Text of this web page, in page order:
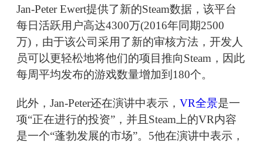
Jan-Peter Ewert提供了新的Steam数据，该平台
每日活跃用户高达4300万(2016年同期2500
万)，由于该公司采用了新的审核方法，开发人
员可以更轻松地将他们的项目推向Steam，因此
每周平均发布的游戏数量增加到180个。
此外，Jan-Peter还在演讲中表示， VR全景是一
项“正在进行的投资”，并且Steam上的VR内容
是一个“蓬勃发展的市场”。5他在演讲中表示，